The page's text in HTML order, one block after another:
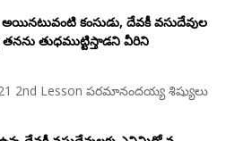
కంసుడు, దేవకీ వసుదేవుల
తుధముట్టిస్తాడని వీరిని
2nd Lesson పరమానందయ్య శిష్యులు